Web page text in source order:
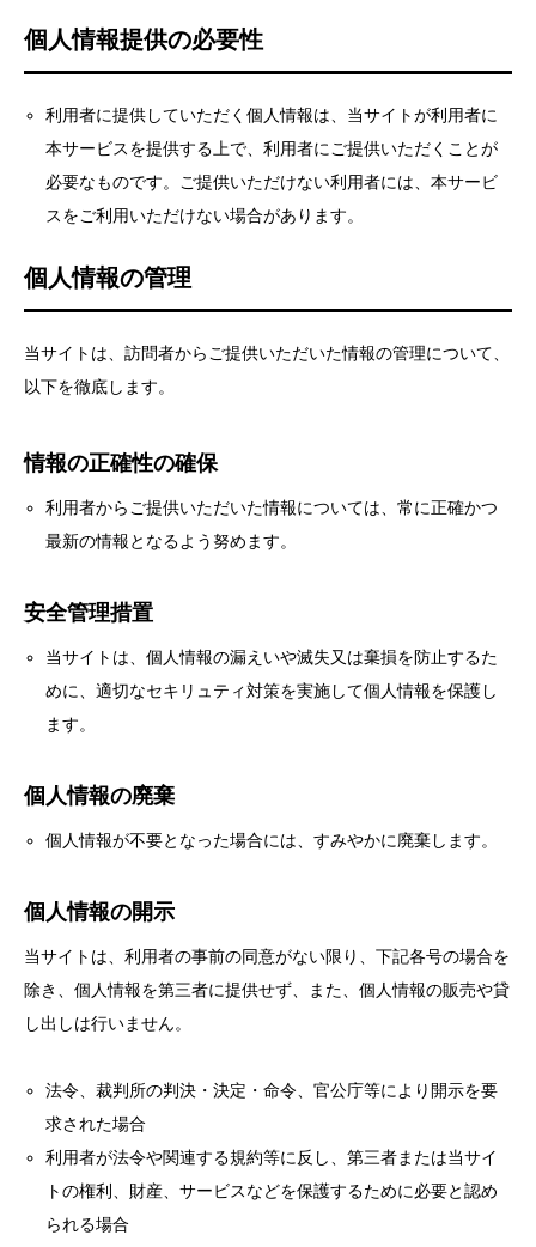
個人情報提供の必要性
利用者に提供していただく個人情報は、当サイトが利用者に
本サービスを提供する上で、利用者にご提供いただくことが
必要なものです。ご提供いただけない利用者には、本サービ
スをご利用いただけない場合があります。
個人情報の管理
当サイトは、訪問者からご提供いただいた情報の管理について、
以下を徹底します。
情報の正確性の確保
利用者からご提供いただいた情報については、常に正確かつ
最新の情報となるよう努めます。
安全管理措置
当サイトは、個人情報の漏えいや滅失又は棄損を防止するた
めに、適切なセキリュティ対策を実施して個人情報を保護し
ます。
個人情報の廃棄
個人情報が不要となった場合には、すみやかに廃棄します。
個人情報の開示
当サイトは、利用者の事前の同意がない限り、下記各号の場合を
除き、個人情報を第三者に提供せず、また、個人情報の販売や貸
し出しは行いません。
法令、裁判所の判決・決定・命令、官公庁等により開示を要
求された場合
利用者が法令や関連する規約等に反し、第三者または当サイ
トの権利、財産、サービスなどを保護するために必要と認め
られる場合